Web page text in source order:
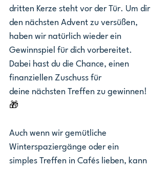
dritten Kerze steht vor der Tür. Um dir
den nächsten Advent zu versüßen,
haben wir natürlich wieder ein
Gewinnspiel für dich vorbereitet.
Dabei hast du die Chance, einen
finanziellen Zuschuss für
deine nächsten Treffen zu gewinnen!
🎁
Auch wenn wir gemütliche
Winterspaziergänge oder ein
simples Treffen in Cafés lieben, kann